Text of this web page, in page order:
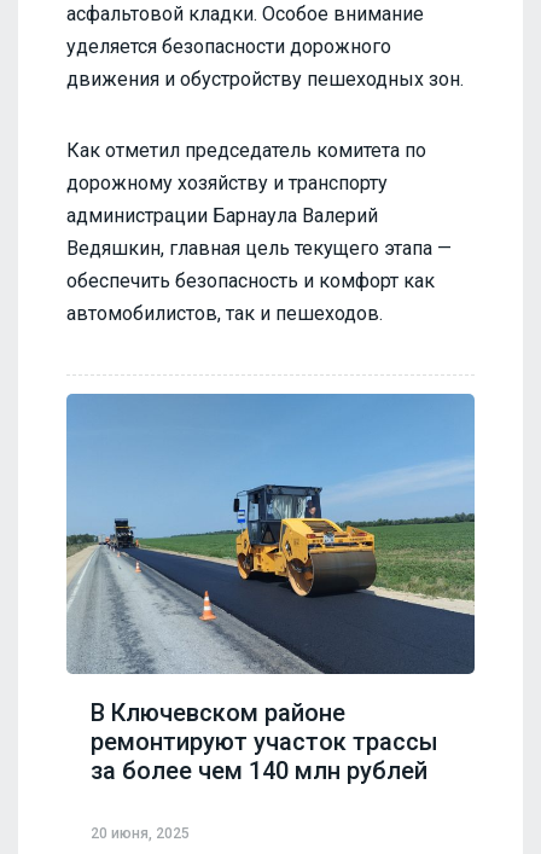
асфальтовой кладки. Особое внимание
уделяется безопасности дорожного
движения и обустройству пешеходных зон.
Как отметил председатель комитета по
дорожному хозяйству и транспорту
администрации Барнаула Валерий
Ведяшкин, главная цель текущего этапа —
обеспечить безопасность и комфорт как
автомобилистов, так и пешеходов.
В Ключевском районе
ремонтируют участок трассы
за более чем 140 млн рублей
20 июня, 2025